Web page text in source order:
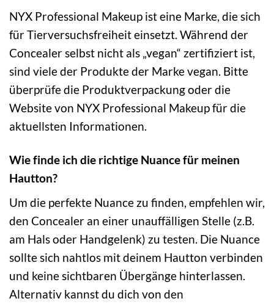
NYX Professional Makeup ist eine Marke, die sich
für Tierversuchsfreiheit einsetzt. Während der
Concealer selbst nicht als „vegan“ zertifiziert ist,
sind viele der Produkte der Marke vegan. Bitte
überprüfe die Produktverpackung oder die
Website von NYX Professional Makeup für die
aktuellsten Informationen.
Wie finde ich die richtige Nuance für meinen
Hautton?
Um die perfekte Nuance zu finden, empfehlen wir,
den Concealer an einer unauffälligen Stelle (z.B.
am Hals oder Handgelenk) zu testen. Die Nuance
sollte sich nahtlos mit deinem Hautton verbinden
und keine sichtbaren Übergänge hinterlassen.
Alternativ kannst du dich von den